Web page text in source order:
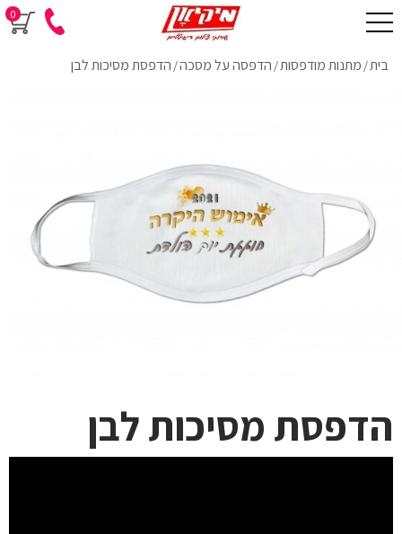
0
בית/ מתנות מודפסות/ הדפסה על מסכה/ הדפסת מסיכות לבן
הדפסת מסיכות לבן